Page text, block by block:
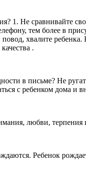
1. Не сравнивайте
тем более в
хвалите
.
в письме? Не
с ребенком дома и
любви,
Ребенок